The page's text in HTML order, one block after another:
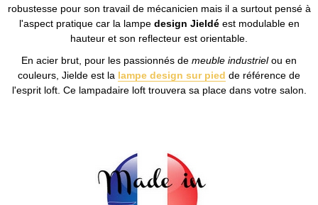
robustesse pour son travail de mécanicien mais il a surtout pensé à
l'aspect pratique car la lampe design Jieldéest modulable en
hauteur et son reflecteur est orientable.
En acier brut, pour les passionnés de meuble industrielou en
couleurs, Jielde est la lampe design sur pied de référence de
l'esprit loft. Ce lampadaire loft trouvera sa place dans votre salon.